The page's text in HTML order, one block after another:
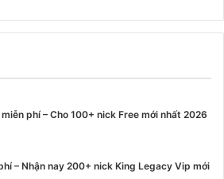
phí – Cho 100+ nick Free mới nhất 2026
– Nhận nay 200+ nick King Legacy Vip mới